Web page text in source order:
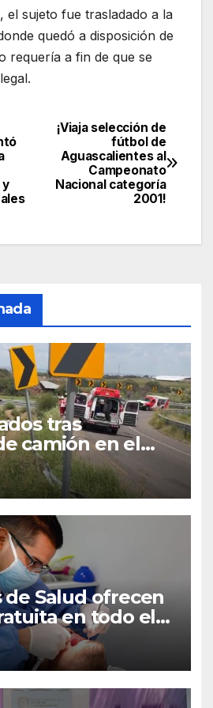
el sujeto fue trasladado a la
quedó a disposición de
requería a fin de que se
¡Viaja selección de
fútbol de
Aguascalientes al
Campeonato
Nacional categoría
2001!
y
tras
camión en el
carretero
de Salud ofrecen
en todo el